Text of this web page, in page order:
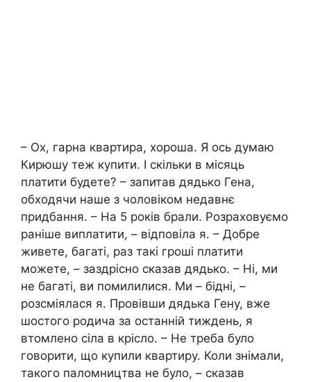
– Ох, гарна квартира, хороша. Я ось думаю
Кирюшу теж купити. І скільки в місяць
платити будете? – запитав дядько Гена,
обходячи наше з чоловіком недавнє
придбання. – На 5 років брали. Розраховуємо
раніше виплатити, – відповіла я. – Добре
живете, багаті, раз такі гроші платити
можете, – заздрісно сказав дядько. – Ні, ми
не багаті, ви помилилися. Ми – бідні, –
розсміялася я. Провівши дядька Гену, вже
шостого родича за останній тиждень, я
втомлено сіла в крісло. – Не треба було
говорити, що купили квартиру. Коли знімали,
такого паломництва не було, – сказав